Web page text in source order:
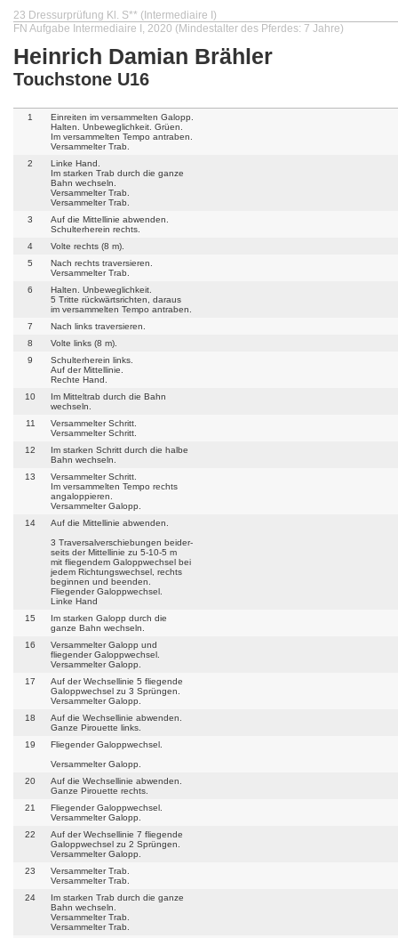
23 Dressurprüfung Kl. S** (Intermediaire I)
FN Aufgabe Intermediaire I, 2020 (Mindestalter des Pferdes: 7 Jahre)
Heinrich Damian Brähler
Touchstone U16
1
Einreiten im versammelten Galopp.
Halten. Unbeweglichkeit. Grüen.
Im versammelten Tempo antraben.
Versammelter Trab.
2
Linke Hand.
Im starken Trab durch die ganze
Bahn wechseln.
Versammelter Trab.
Versammelter Trab.
3
Auf die Mittellinie abwenden.
Schulterherein rechts.
4
Volte rechts (8 m).
5
Nach rechts traversieren.
Versammelter Trab.
6
Halten. Unbeweglichkeit.
5 Tritte rückwärtsrichten, daraus
im versammelten Tempo antraben.
7
Nach links traversieren.
8
Volte links (8 m).
9
Schulterherein links.
Auf der Mittellinie.
Rechte Hand.
10
Im Mitteltrab durch die Bahn
wechseln.
11
Versammelter Schritt.
Versammelter Schritt.
12
Im starken Schritt durch die halbe
Bahn wechseln.
13
Versammelter Schritt.
Im versammelten Tempo rechts
angaloppieren.
Versammelter Galopp.
14
Auf die Mittellinie abwenden.
3 Traversalverschiebungen beider-
seits der Mittellinie zu 5-10-5 m
mit fliegendem Galoppwechsel bei
jedem Richtungswechsel, rechts
beginnen und beenden.
Fliegender Galoppwechsel.
Linke Hand
15
Im starken Galopp durch die
ganze Bahn wechseln.
16
Versammelter Galopp und
fliegender Galoppwechsel.
Versammelter Galopp.
17
Auf der Wechsellinie 5 fliegende
Galoppwechsel zu 3 Sprüngen.
Versammelter Galopp.
18
Auf die Wechsellinie abwenden.
Ganze Pirouette links.
19
Fliegender Galoppwechsel.
Versammelter Galopp.
20
Auf die Wechsellinie abwenden.
Ganze Pirouette rechts.
21
Fliegender Galoppwechsel.
Versammelter Galopp.
22
Auf der Wechsellinie 7 fliegende
Galoppwechsel zu 2 Sprüngen.
Versammelter Galopp.
23
Versammelter Trab.
Versammelter Trab.
24
Im starken Trab durch die ganze
Bahn wechseln.
Versammelter Trab.
Versammelter Trab.